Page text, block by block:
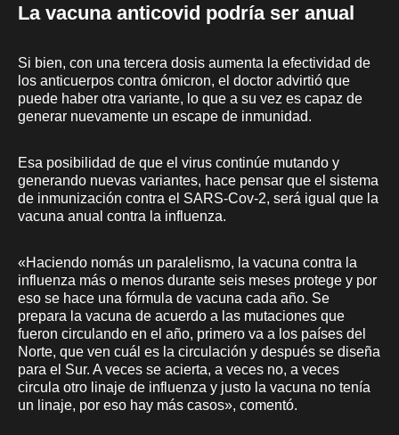
La vacuna anticovid podría ser anual
Si bien, con una tercera dosis aumenta la efectividad de
los anticuerpos contra ómicron, el doctor advirtió que
puede haber otra variante, lo que a su vez es capaz de
generar nuevamente un escape de inmunidad.
Esa posibilidad de que el virus continúe mutando y
generando nuevas variantes, hace pensar que el sistema
de inmunización contra el SARS-Cov-2, será igual que la
vacuna anual contra la influenza.
«Haciendo nomás un paralelismo, la vacuna contra la
influenza más o menos durante seis meses protege y por
eso se hace una fórmula de vacuna cada año. Se
prepara la vacuna de acuerdo a las mutaciones que
fueron circulando en el año, primero va a los países del
Norte, que ven cuál es la circulación y después se diseña
para el Sur. A veces se acierta, a veces no, a veces
circula otro linaje de influenza y justo la vacuna no tenía
un linaje, por eso hay más casos», comentó.